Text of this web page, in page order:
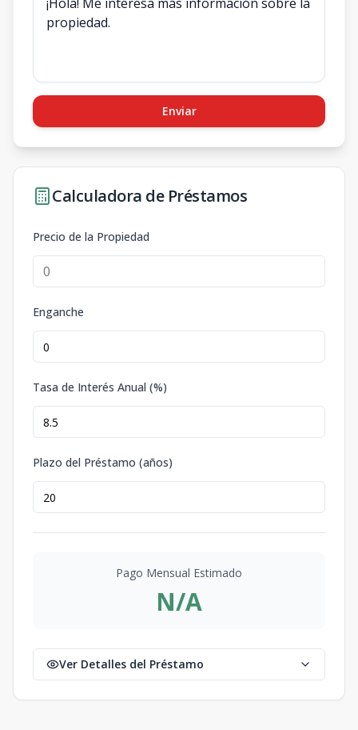
Enviar
Calculadora de Préstamos
Precio de la Propiedad
Enganche
Tasa de Interés Anual (%)
Plazo del Préstamo (años)
Pago Mensual Estimado
N/A
Ver Detalles del Préstamo